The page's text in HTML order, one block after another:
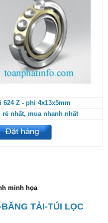
624 Z - phi 4x13x5mm
rẻ nhất, mua nhanh nhất
minh họa
TẢI-TÚI LỌC